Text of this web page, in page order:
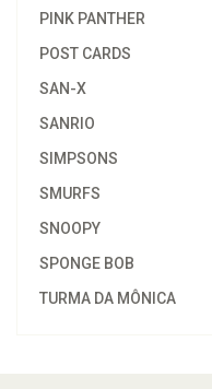
PINK PANTHER
POST CARDS
SAN-X
SANRIO
SIMPSONS
SMURFS
SNOOPY
SPONGE BOB
TURMA DA MÔNICA